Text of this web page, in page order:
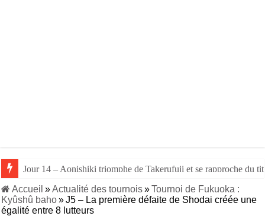
Jour 14 – Aonishiki triomphe de Takerufuji et se rapproche du
Accueil »Actualité des tournois»Tournoi de Fukuoka :
Kyûshû baho»J5 – La première défaite de Shodai créée une
égalité entre 8 lutteurs